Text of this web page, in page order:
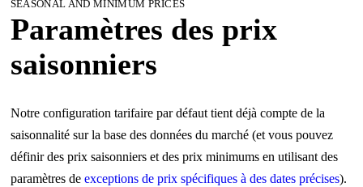
SEASONAL AND MINIMUM PRICES
Paramètres des prix
saisonniers
Notre configuration tarifaire par défaut tient déjà compte de la
saisonnalité sur la base des données du marché (et vous pouvez
définir des prix saisonniers et des prix minimums en utilisant des
paramètres de exceptions de prix spécifiques à des dates précises).